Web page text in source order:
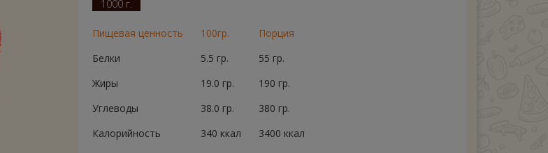
1000 г.
Пищевая ценность 100гр.
Порция
Белки
5.5 гр.
55 гр.
Жиры
19.0 гр.
190 гр.
Углеводы
38.0 гр.
380 гр.
Калорийность
340 ккал 3400 ккал